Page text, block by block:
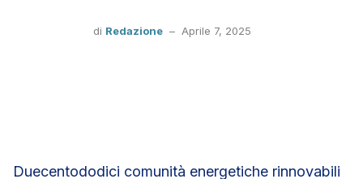
di Redazione– Aprile 7, 2025
Duecentododici comunità energetiche rinnovabili